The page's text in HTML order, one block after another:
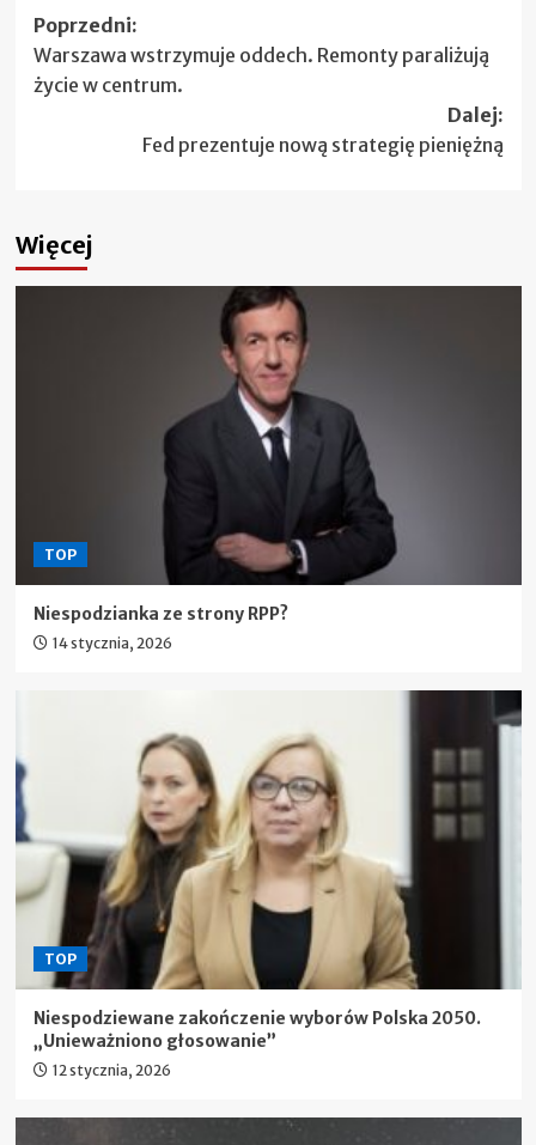
Zobacz
wpisy
Poprzedni:
Warszawa wstrzymuje oddech. Remonty paraliżują
życie w centrum.
Dalej:
Fed prezentuje nową strategię pieniężną
Więcej
TOP
Niespodzianka ze strony RPP?
14 stycznia, 2026
TOP
Niespodziewane zakończenie wyborów Polska 2050.
„Unieważniono głosowanie”
12 stycznia, 2026